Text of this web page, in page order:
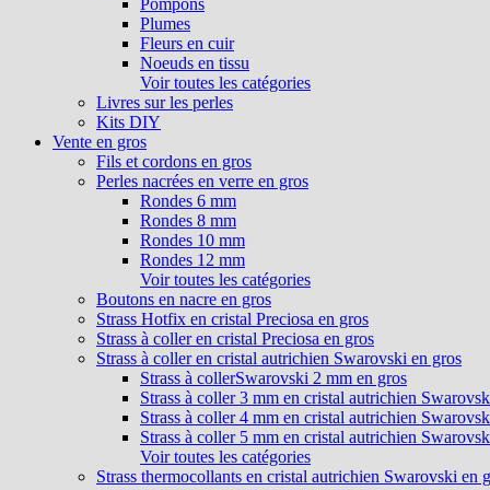
Pompons
Plumes
Fleurs en cuir
Noeuds en tissu
Voir toutes les catégories
Livres sur les perles
Kits DIY
Vente en gros
Fils et cordons en gros
Perles nacrées en verre en gros
Rondes 6 mm
Rondes 8 mm
Rondes 10 mm
Rondes 12 mm
Voir toutes les catégories
Boutons en nacre en gros
Strass Hotfix en cristal Preciosa en gros
Strass à coller en cristal Preciosa en gros
Strass à coller en cristal autrichien Swarovski en gros
Strass à collerSwarovski 2 mm en gros
Strass à coller 3 mm en cristal autrichien
Strass à coller 4 mm en cristal autrichien
Strass à coller 5 mm en cristal autrichien
Voir toutes les catégories
Strass thermocollants en cristal autrichien Swarovski en